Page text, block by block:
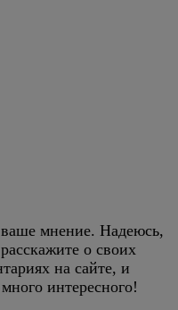
мнение. Надеюсь,
о своих
на сайте, и
интересного!